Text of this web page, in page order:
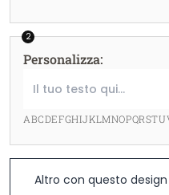
2
Personalizza:
Altro con questo design